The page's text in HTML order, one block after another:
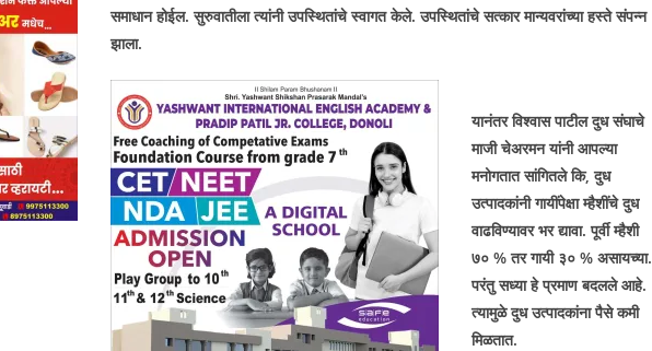
समाधान होईल. सुरुवातीला त्यांनी उपस्थितांचे स्वागत केले. उपस्थितांचे सत्कार मान्यवरांच्या हस्ते संपन्न
झाला.
यानंतर विश्वास पाटील दुध संघाचे
माजी चेअरमन यांनी आपल्या
मनोगतात सांगितले कि, दुध
उत्पादकांनी गायींपेक्षा म्हैशींचे दुध
वाढविण्यावर भर द्यावा. पूर्वी म्हैशी
७० % तर गायी ३० % असायच्या.
परंतु सध्या हे प्रमाण बदलले आहे.
त्यामुळे दुध उत्पादकांना पैसे कमी
मिळतात.